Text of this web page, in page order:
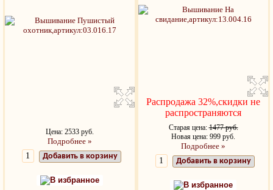
Цена: 2533 руб.
Подробнее »
Добавить в корзину
В избранное
Распродажа 32%,скидки не
распространяются
Старая цена:1477 руб.
Новая цена: 999 руб.
Подробнее »
Добавить в корзину
В избранное